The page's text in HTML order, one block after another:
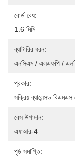
বোর্ড বেধ:
1.6 মিমি
ব্যাটারির ধরন:
এনসিএম / এলএফপি /
প্রকার:
সক্রিয় ব্যালেন্সড বিএমএস
বেস উপাদান:
এফআর-4
পৃষ্ঠ সমাপ্তি: